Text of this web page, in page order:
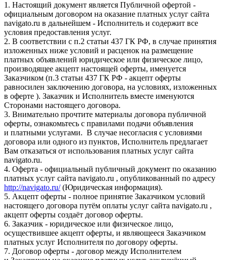
1. Настоящий документ является Публичной офертой -
официальным договором на оказание платных услуг сайта
navigato.ru в дальнейшем - Исполнитель и содержит все
условия предоставления услуг.
2. В соответствии с п.2 статьи 437 ГК РФ, в случае принятия
изложенных ниже условий и расценок на размещение
платных объявлений юридическое или физическое лицо,
производящее акцепт настоящей оферты, именуется
Заказчиком (п.3 статьи 437 ГК РФ - акцепт оферты
равносилен заключению договора, на условиях, изложенных
в оферте ). Заказчик и Исполнитель вместе именуются
Сторонами настоящего договора.
3. Внимательно прочтите материалы договора публичной
оферты, ознакомьтесь с правилами подачи объявления
и платными услугами. В случае несогласия с условиями
договора или одного из пунктов, Исполнитель предлагает
Вам отказаться от использования платных услуг сайта
navigato.ru.
4. Оферта - официальный публичный документ по оказанию
платных услуг сайта navigato.ru , опубликованный по адресу
http://navigato.ru/(Юридическая информация).
5. Акцепт оферты - полное принятие Заказчиком условий
настоящего договора путём оплаты услуг сайта navigato.ru ,
акцепт оферты создаёт договор оферты.
6. Заказчик - юридическое или физическое лицо,
осуществившее акцепт оферты, и являющееся Заказчиком
платных услуг Исполнителя по договору оферты.
7. Договор оферты - договор между Исполнителем